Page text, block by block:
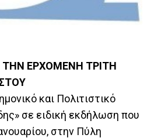
ΤΗΝ ΕΡΧΟΜΕΝΗ ΤΡΙΤΗ
και Πολιτιστικό
σε ειδική εκδήλωση που
στην Πύλη